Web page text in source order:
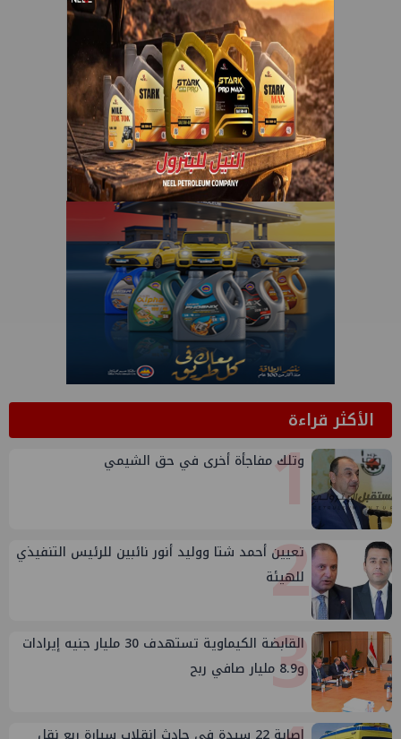
الأكثر قراءة1
وتلك مفاجأة أخرى في حق الشيمي
2
تعيين أحمد شتا ووليد أنور نائبين للرئيس التنفيذي
للهيئة
3
القابضة الكيماوية تستهدف 30 مليار جنيه إيرادات
و8.9 مليار صافي ربح